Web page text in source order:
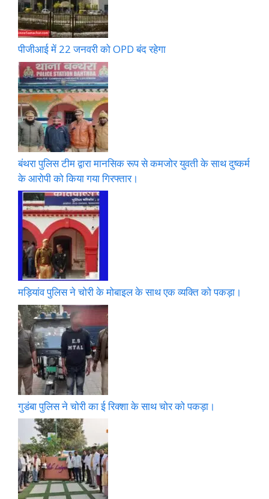
पीजीआई में 22 जनवरी को OPD बंद रहेगा
बंथरा पुलिस टीम द्वारा मानसिक रूप से कमजोर युवती के साथ दुष्कर्म
के आरोपी को किया गया गिरफ्तार।
मड़ियांव पुलिस ने चोरी के मोबाइल के साथ एक व्यक्ति को पकड़ा।
गुडंबा पुलिस ने चोरी का ई रिक्शा के साथ चोर को पकड़ा।